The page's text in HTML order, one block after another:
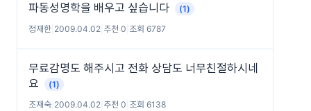
파동성명학을 배우고 싶습니다
(1)
정재한 2009.04.02 추천 0 조회 6787
무료감명도 해주시고 전화 상담도 너무친절하시네
요
(1)
조재숙 2009.04.02 추천 0 조회 6138